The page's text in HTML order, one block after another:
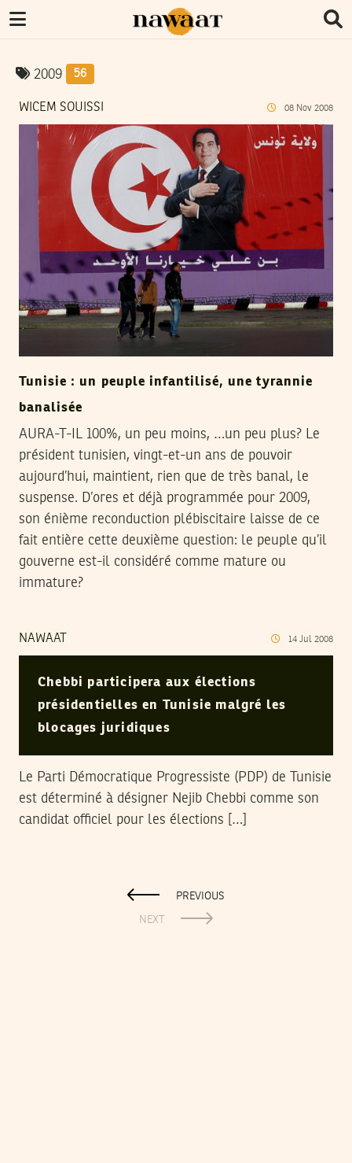
2009 56
WICEM SOUISSI 08 Nov 2008
Tunisie : un peuple infantilisé, une tyrannie
banalisée
AURA-T-IL 100%, un peu moins, …un peu plus? Le
président tunisien, vingt-et-un ans de pouvoir
aujourd’hui, maintient, rien que de très banal, le
suspense. D’ores et déjà programmée pour 2009,
son énième reconduction plébiscitaire laisse de ce
fait entière cette deuxième question: le peuple qu’il
gouverne est-il considéré comme mature ou
immature?
NAWAAT 14 Jul 2008
Chebbi participera aux élections
présidentielles en Tunisie malgré les
blocages juridiques
Le Parti Démocratique Progressiste (PDP) de Tunisie
est déterminé à désigner Nejib Chebbi comme son
candidat officiel pour les élections […]
PREVIOUS
NEXT